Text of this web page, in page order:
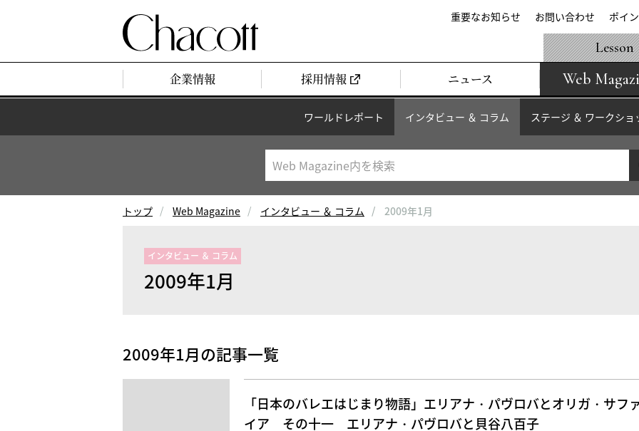
重要なお知らせ お問い合わせ ポイ
企業情報 採用情報 ニュース Web
Lesson
ワールドレポート インタビュー ＆ コラム ステージ ＆ ワークショ
トップ Web Magazine インタビュー ＆ コラム 2009年1月
インタビュー ＆ コラム
2009年1月
2009年1月の記事一覧
「日本のバレエはじまり物語」エリアナ・パヴロバとオリガ・サフ
イア その十一 エリアナ・パヴロバと貝谷八百子